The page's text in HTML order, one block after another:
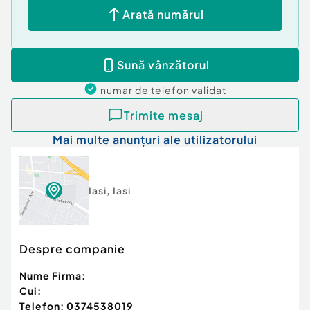
Arată numărul
Sună vânzătorul
numar de telefon validat
Trimite mesaj
Mai multe anunțuri ale utilizatorului
Iasi, Iasi
Despre companie
Nume Firma:
Cui:
Telefon: 0374538019